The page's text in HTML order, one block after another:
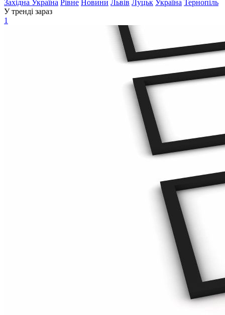
Західна Україна Рівне Новини Львів Луцьк Україна Тернопіль
У тренді зараз
1